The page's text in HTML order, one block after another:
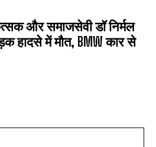
और समाजसेवी डॉ निर्मल
हादसे में मौत, BMW कार से